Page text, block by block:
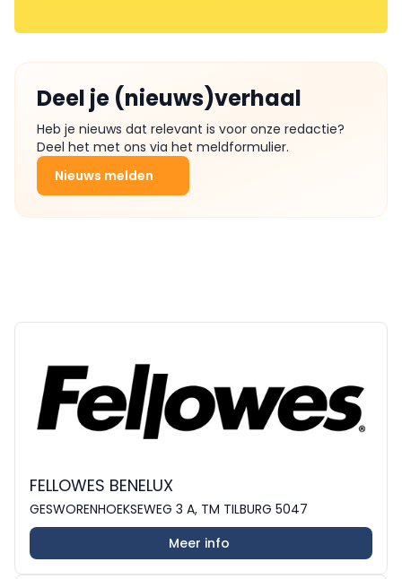
Deel je (nieuws)verhaal
Heb je nieuws dat relevant is voor onze redactie?
Deel het met ons via het meldformulier.
Nieuws melden
FELLOWES BENELUX
GESWORENHOEKSEWEG 3 A, TM TILBURG 5047
Meer info